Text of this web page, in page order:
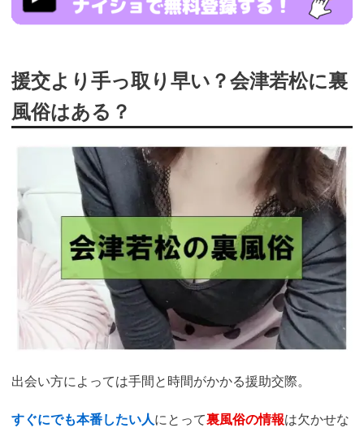
援交より手っ取り早い？会津若松に裏
風俗はある？
出会い方によっては手間と時間がかかる援助交際。
すぐにでも本番したい人にとって裏風俗の情報は欠かせな